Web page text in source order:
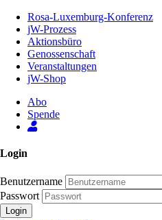
Inhalt
Seite
Rosa-Luxemburg-Konferenz
jW-Prozess
Aktionsbüro
Genossenschaft
Veranstaltungen
jW-Shop
Abo
Spende
Login
Benutzername
Passwort
Login